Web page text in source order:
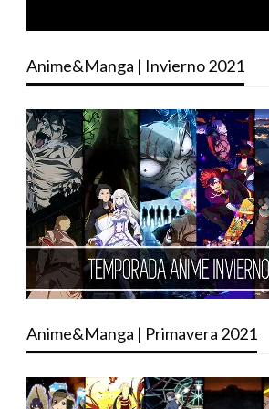
Anime&Manga | Invierno 2021
Anime&Manga | Primavera 2021